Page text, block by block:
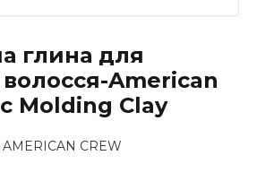
глина для
American
Molding Clay
AMERICAN CREW